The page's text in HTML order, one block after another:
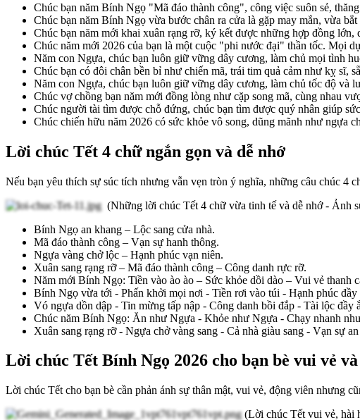
Chúc bạn năm Bính Ngọ "Mã đáo thành công", công việc suôn sẻ,
Chúc bạn năm Bính Ngọ vừa bước chân ra cửa là gặp may mắn, vừa
Chúc bạn năm mới khai xuân rạng rỡ, ký kết được những hợp đồng lớn,
Chúc năm mới 2026 của bạn là một cuộc "phi nước đại" thần tốc. Mọi
Năm con Ngựa, chúc bạn luôn giữ vững dây cương, làm chủ mọi tình
Chúc bạn có đôi chân bền bỉ như chiến mã, trái tim quả cảm như kỵ sĩ,
Năm con Ngựa, chúc bạn luôn giữ vững dây cương, làm chủ tốc độ và
Chúc vợ chồng bạn năm mới đồng lòng như cặp song mã, cùng nhau
Chúc người tài tìm được chỗ đứng, chúc bạn tìm được quý nhân giúp
Chúc chiến hữu năm 2026 có sức khỏe vô song, dũng mãnh như ngựa
Lời chúc Tết 4 chữ ngắn gọn và dễ nhớ
Nếu bạn yêu thích sự súc tích nhưng vẫn vẹn tròn ý nghĩa, những câu chúc 4
(Những lời chúc Tết 4 chữ vừa tinh tế và dễ nhớ - Ảnh
Bính Ngọ an khang – Lộc sang cửa nhà.
Mã đáo thành công – Vạn sự hanh thông.
Ngựa vàng chở lộc – Hạnh phúc vạn niên.
Xuân sang rạng rỡ – Mã đáo thành công – Công danh rực rỡ.
Năm mới Bính Ngọ: Tiền vào ào ào – Sức khỏe dồi dào – Vui vẻ thanh
Bính Ngọ vừa tới - Phấn khởi mọi nơi - Tiền rơi vào túi - Hạnh phúc đầy
Vó ngựa dồn dập - Tin mừng tấp nập - Công danh bồi đắp - Tài lộc đầy
Chúc năm Bính Ngọ: Ăn như Ngựa - Khỏe như Ngựa - Chạy nhanh
Xuân sang rạng rỡ - Ngựa chở vàng sang - Cả nhà giàu sang - Vạn sự
Lời chúc Tết Bính Ngọ 2026 cho bạn bè vui vẻ
Lời chúc Tết cho bạn bè cần phản ánh sự thân mật, vui vẻ, động viên nhưng
(Lời chúc Tết vui vẻ, hài